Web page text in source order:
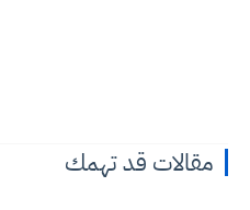
مقالات قد تهمك